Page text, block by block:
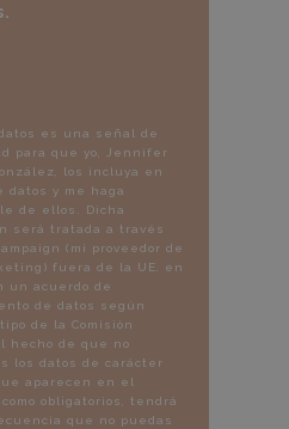
es una señal de
para que yo, Jennifer
los incluya en
datos y me haga
de ellos. Dicha
será tratada a través
(mi proveedor de
fuera de la UE, en
un acuerdo de
de datos según
de la Comisión
hecho de que no
los datos de carácter
aparecen en el
obligatorios, tendrá
que no puedas